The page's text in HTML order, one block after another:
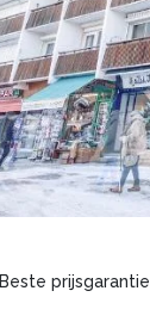
Beste prijsgarantie